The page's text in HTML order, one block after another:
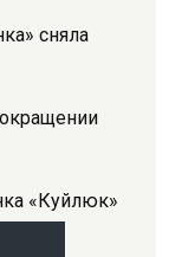
сняла
«Куйлюк»